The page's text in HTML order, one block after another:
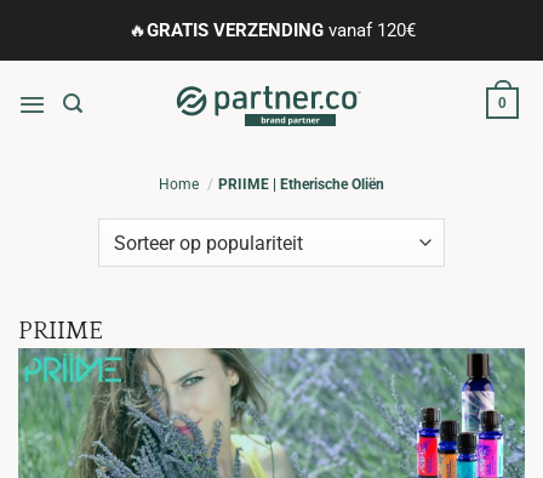
🔥GRATIS VERZENDINGvanaf 120€
0
Home PRIIME | Etherische Oliën
PRIIME